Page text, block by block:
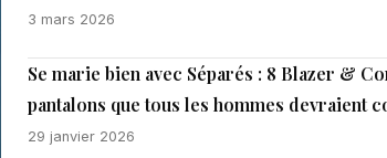
3 mars 2026
Se marie bien avec Séparés : 8 Blazer &
pantalons que tous les hommes devraient
29 janvier 2026